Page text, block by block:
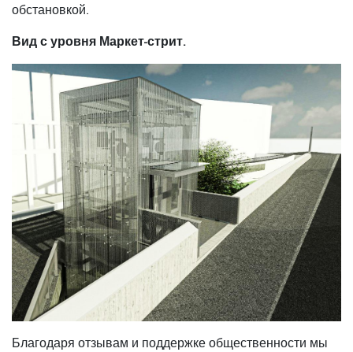
обстановкой.
Вид с уровня Маркет-стрит.
Благодаря отзывам и поддержке общественности мы